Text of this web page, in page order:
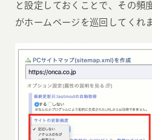
と設定しておくことで、その頻
がホームページを巡回してくれま